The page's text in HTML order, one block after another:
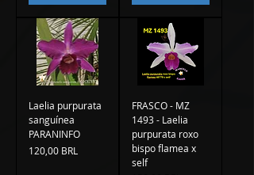
Laelia purpurata
sanguínea
PARANINFO
Precio
120,00 BRL
FRASCO - MZ
1493 - Laelia
purpurata roxo
bispo flamea x
self